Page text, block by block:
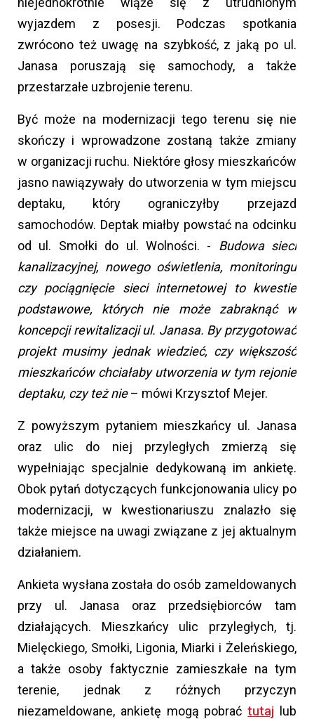
wyjazdem z posesji. Podczas spotkania
zwrócono też uwagę na szybkość, z jaką po ul.
Janasa poruszają się samochody, a także
przestarzałe uzbrojenie terenu.
Być może na modernizacji tego terenu się nie
skończy i wprowadzone zostaną także zmiany
w organizacji ruchu. Niektóre głosy mieszkańców
jasno nawiązywały do utworzenia w tym miejscu
deptaku, który ograniczyłby przejazd
samochodów. Deptak miałby powstać na odcinku
od ul. Smołki do ul. Wolności. - Budowa sieci
kanalizacyjnej, nowego oświetlenia, monitoringu
czy pociągnięcie sieci internetowej
to kwestie
podstawowe, których nie może zabraknąć w
koncepcji rewitalizacji ul. Janasa. By przygotować
projekt musimy jednak wiedzieć, czy większość
mieszkańców chciałaby utworzenia w tym rejonie
deptaku, czy też nie– mówi Krzysztof Mejer.
Z powyższym pytaniem mieszkańcy ul. Janasa
oraz ulic do niej przyległych zmierzą się
wypełniając specjalnie dedykowaną im ankietę.
Obok pytań dotyczących funkcjonowania ulicy po
modernizacji, w kwestionariuszu znalazło się
także miejsce na uwagi związane z jej aktualnym
działaniem.
Ankieta wysłana została do osób zameldowanych
przy ul. Janasa oraz przedsiębiorców tam
działających. Mieszkańcy ulic przyległych, tj.
Mielęckiego, Smołki, Ligonia, Miarki i Żeleńskiego,
a także osoby faktycznie zamieszkałe na tym
terenie, jednak z różnych przyczyn
niezameldowane, ankietę mogą pobraćtutaj lub